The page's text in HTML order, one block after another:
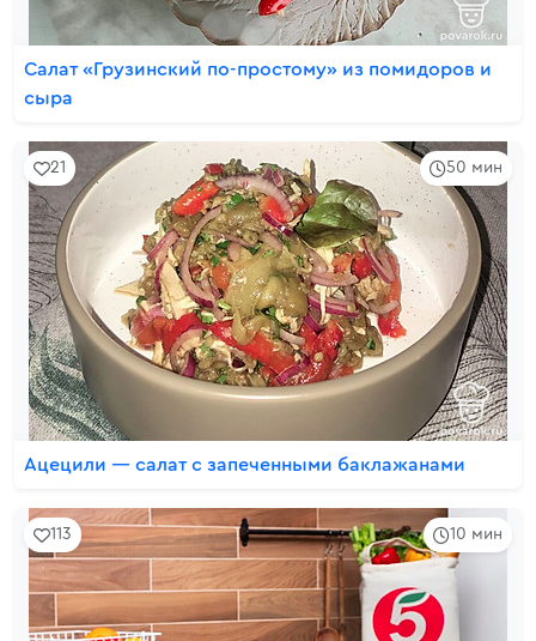
Салат «Грузинский по-простому» из помидоров и
сыра
50 мин
21
Ацецили — салат с запеченными баклажанами
10 мин
113